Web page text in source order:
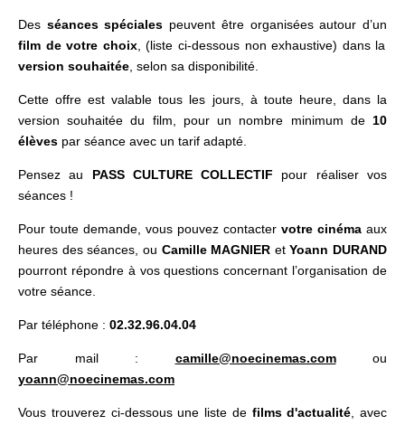
Des séances spéciales peuvent être organisées autour d’un
film de votre choix, (liste ci-dessous non exhaustive) dans la
version souhaitée , selon sa disponibilité.
Cette offre est valable tous les jours, à toute heure, dans la
version souhaitée du film, pour un nombre minimum de 10
élèves par séance avec un tarif adapté.
Pensez au PASS CULTURE COLLECTIF pour réaliser vos
séances !
Pour toute demande, vous pouvez contacter votre cinéma aux
heures des séances, ou Camille MAGNIER etYoann DURAND
pourront répondre à vos questions concernant l’organisation de
votre séance.
Par téléphone : 02.32.96.04.04
Par mail : camille@noecinemas.com
ou
yoann@noecinemas.com
Vous trouverez ci-dessous une liste defilms d'actualité , avec